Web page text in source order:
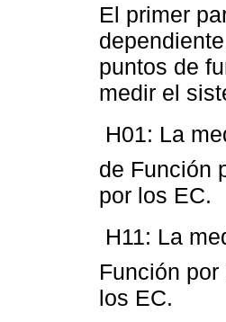
El primer
puntos de
medir el
 H01: La
de Función
por los EC.
 H11: La
Función
los EC.